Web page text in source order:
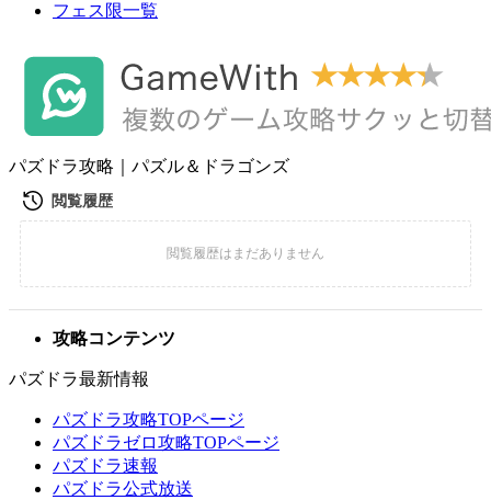
フェス限一覧
パズドラ攻略｜パズル＆ドラゴンズ
攻略コンテンツ
パズドラ最新情報
パズドラ攻略TOPページ
パズドラゼロ攻略TOPページ
パズドラ速報
パズドラ公式放送